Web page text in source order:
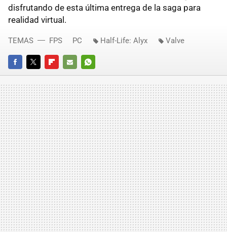
disfrutando de esta última entrega de la saga para
realidad virtual.
FACEBOOKTWITTERFLIPBOARD
E-
MAIL
WHATSAPP
TEMAS FPS PC Half-Life: Alyx Valve